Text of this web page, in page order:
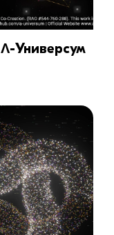
Универсум